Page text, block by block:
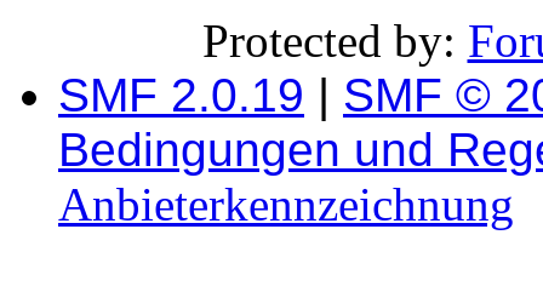
Protected by:
SMF 2.0.19 | SMF ©
Bedingungen und
Anbieterkennzeichnung